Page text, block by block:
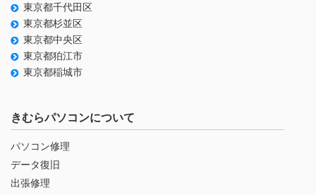
東京都千代田区
東京都杉並区
東京都中央区
東京都狛江市
東京都稲城市
きむらパソコンについて
パソコン修理
データ復旧
出張修理